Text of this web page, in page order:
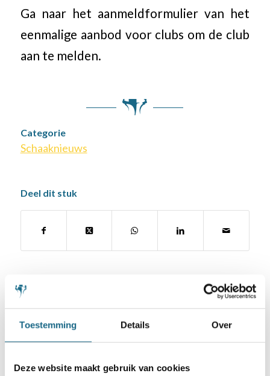
Toestemming Details Over
Deze website maakt gebruik van cookies
Ga naar het aanmeldformulier van het
eenmalige aanbod voor clubs om de club
aan te melden.
Categorie
Schaaknieuws
Deel dit stuk
Misschien ook iets voor u
19 november 2019
Uitslagen 2e
Amstelveen voor NJK ABC